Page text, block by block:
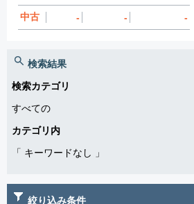
中古 - - -
検索結果
検索カテゴリ
すべての
カテゴリ内
「 キーワードなし 」
絞り込み条件